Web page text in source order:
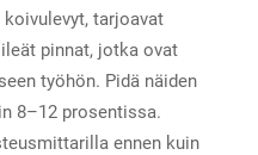
tarjoavat
pinnat, jotka ovat
työhön. Pidä näiden
8–12 prosentissa.
ennen kuin